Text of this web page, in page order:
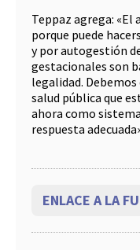
Teppaz agrega:
porque puede
y por autogestión
gestacionales son
legalidad.
salud pública que
ahora como
respuesta
ENLACE A LA